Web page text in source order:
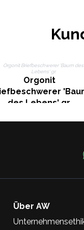
Orgonit
des Lebens' gr.
Über AW